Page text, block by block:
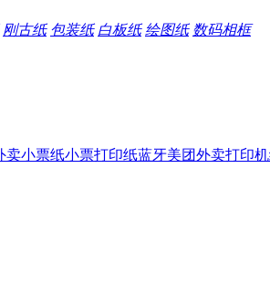
刚古纸 包装纸 白板纸 绘图纸 数码相框